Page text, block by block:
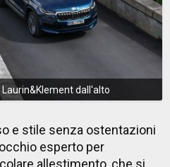
dall'alto
e stile senza ostentazioni
esperto per
allestimento, che si